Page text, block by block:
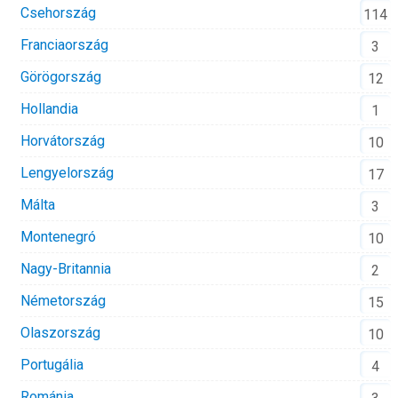
Csehország
114
Franciaország
3
Görögország
12
Hollandia
1
Horvátország
10
Lengyelország
17
Málta
3
Montenegró
10
Nagy-Britannia
2
Németország
15
Olaszország
10
Portugália
4